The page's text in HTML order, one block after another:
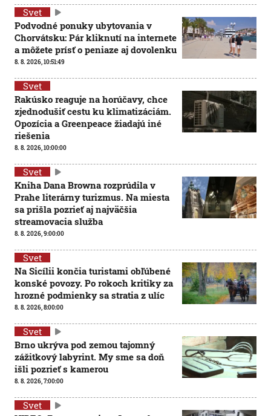
Svet
Podvodné ponuky ubytovania v
Chorvátsku: Pár kliknutí na internete
a môžete prísť o peniaze aj dovolenku
8. 8. 2026, 10:51:49
Svet
Rakúsko reaguje na horúčavy, chce
zjednodušiť cestu ku klimatizáciám.
Opozícia a Greenpeace žiadajú iné
riešenia
8. 8. 2026, 10:00:00
Svet
Kniha Dana Browna rozprúdila v
Prahe literárny turizmus. Na miesta
sa prišla pozrieť aj najväčšia
streamovacia služba
8. 8. 2026, 9:00:00
Svet
Na Sicílii končia turistami obľúbené
konské povozy. Po rokoch kritiky za
hrozné podmienky sa stratia z ulíc
8. 8. 2026, 8:00:00
Svet
Brno ukrýva pod zemou tajomný
zážitkový labyrint. My sme sa doň
išli pozrieť s kamerou
8. 8. 2026, 7:00:00
Svet